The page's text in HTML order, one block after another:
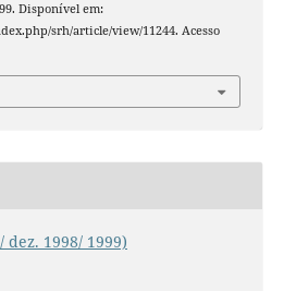
Disponível em:
srh/article/view/11244. Acesso
1998/ 1999)